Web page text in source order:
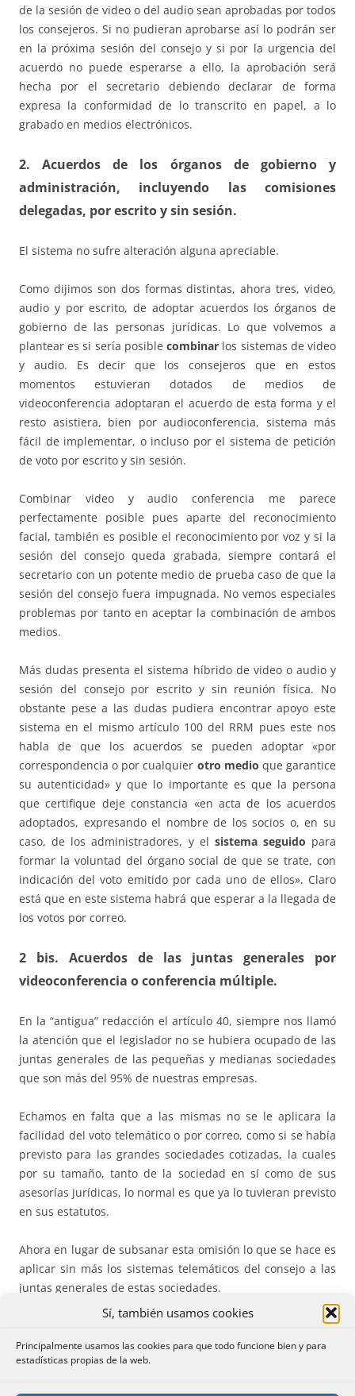
Sí, también usamos cookies
Principalmente usamos las cookies para que todo funcione bien y para
estadísticas propias de la web.
de la sesión de video o del audio sean aprobadas por todos
los consejeros. Si no pudieran aprobarse así lo podrán ser
en la próxima sesión del consejo y si por la urgencia del
acuerdo no puede esperarse a ello, la aprobación será
hecha por el secretario debiendo declarar de forma
expresa la conformidad de lo transcrito en papel, a lo
grabado en medios electrónicos.
2. Acuerdos de los órganos de gobierno y
administración, incluyendo las comisiones
delegadas, por escrito y sin sesión.
El sistema no sufre alteración alguna apreciable.
Como dijimos son dos formas distintas, ahora tres, video,
audio y por escrito, de adoptar acuerdos los órganos de
gobierno de las personas jurídicas. Lo que volvemos a
plantear es si sería posiblecombinar los sistemas de video
y audio. Es decir que los consejeros que en estos
momentos estuvieran dotados de medios de
videoconferencia adoptaran el acuerdo de esta forma y el
resto asistiera, bien por audioconferencia, sistema más
fácil de implementar, o incluso por el sistema de petición
de voto por escrito y sin sesión.
Combinar video y audio conferencia me parece
perfectamente posible pues aparte del reconocimiento
facial, también es posible el reconocimiento por voz y si la
sesión del consejo queda grabada, siempre contará el
secretario con un potente medio de prueba caso de que la
sesión del consejo fuera impugnada. No vemos especiales
problemas por tanto en aceptar la combinación de ambos
medios.
Más dudas presenta el sistema híbrido de video o audio y
sesión del consejo por escrito y sin reunión física. No
obstante pese a las dudas pudiera encontrar apoyo este
sistema en el mismo artículo 100 del RRM pues este nos
habla de que los acuerdos se pueden adoptar «por
correspondencia o por cualquier otro medio que garantice
su autenticidad» y que lo importante es que la persona
que certifique deje constancia «en acta de los acuerdos
adoptados, expresando el nombre de los socios o, en su
caso, de los administradores, y el sistema seguido para
formar la voluntad del órgano social de que se trate, con
indicación del voto emitido por cada uno de ellos». Claro
está que en este sistema habrá que esperar a la llegada de
los votos por correo.
2 bis. Acuerdos de las juntas generales por
videoconferencia o conferencia múltiple.
En la “antigua” redacción el artículo 40, siempre nos llamó
la atención que el legislador no se hubiera ocupado de las
juntas generales de las pequeñas y medianas sociedades
que son más del 95% de nuestras empresas.
Echamos en falta que a las mismas no se le aplicara la
facilidad del voto telemático o por correo, como si se había
previsto para las grandes sociedades cotizadas, la cuales
por su tamaño, tanto de la sociedad en sí como de sus
asesorías jurídicas, lo normal es que ya lo tuvieran previsto
en sus estatutos.
Ahora en lugar de subsanar esta omisión lo que se hace es
aplicar sin más los sistemas telemáticos del consejo a las
juntas generales de estas sociedades.
Así se dice que, durante el periodo de alarma, aunque
nada dijeran los estatutos, las juntas generales “podrán
celebrarse porvideoo por